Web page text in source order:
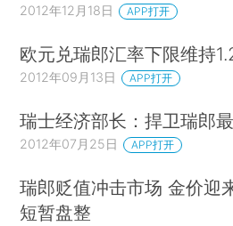
2012年12月18日 APP打开
欧元兑瑞郎汇率下限维持
2012年09月13日 APP打开
瑞士经济部长：捍卫瑞郎
2012年07月25日 APP打开
瑞郎贬值冲击市场 金价迎
短暂盘整